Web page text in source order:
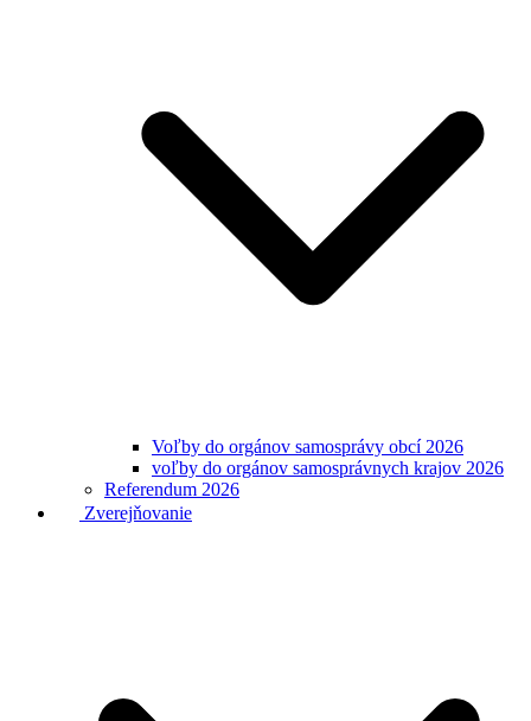
Voľby do orgánov samosprávy obcí 2026
voľby do orgánov samosprávnych krajov 2026
Referendum 2026
Zverejňovanie